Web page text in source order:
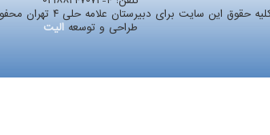
حقوق این سایت برای دبیرستان علامه حلی ۴ تهران محفوظ است. ۱۴۰۳-2024
طراحی و توسعه الیت